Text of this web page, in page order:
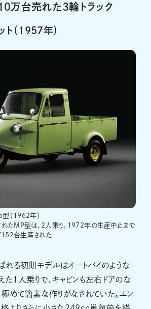
万台売れた3輪トラック
ト（1957年）
型（1962年）
たMP型は、2人乗り。1972年の生産中止まで
台生産された
れる初期モデルはオートバイのような
た1人乗りで、キャビンも左右ドアのな
極めて簡素な作りがなされていた。エン